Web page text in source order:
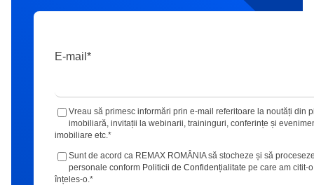
E-mail *
Vreau să primesc informări prin e-mail referitoare la noutăți din
imobiliară, invitații la webinarii, traininguri, conferințe și
imobiliare etc.*
Sunt de acord ca REMAX ROMÂNIA să stocheze și să
personale conform Politicii de Confidențialitate pe care am citit-
înțeles-o.*